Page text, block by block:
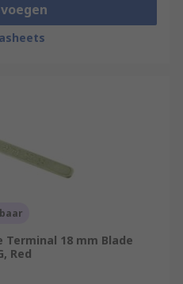
Terminal 18 mm Blade
Red